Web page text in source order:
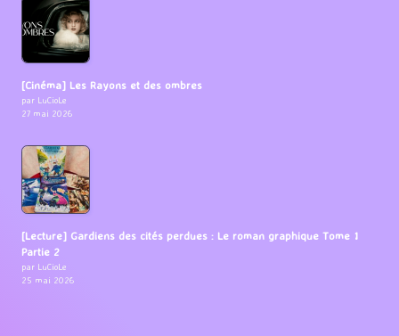
[Cinéma] Les Rayons et des ombres
par LuCioLe
27 mai 2026
[Lecture] Gardiens des cités perdues : Le roman graphique Tome 1
Partie 2
par LuCioLe
25 mai 2026